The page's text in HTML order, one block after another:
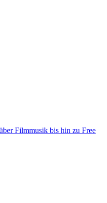
Filmmusik bis hin zu Free